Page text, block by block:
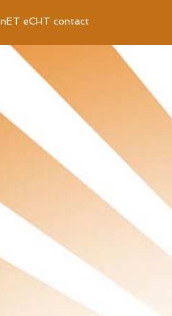
nET eCHT contact